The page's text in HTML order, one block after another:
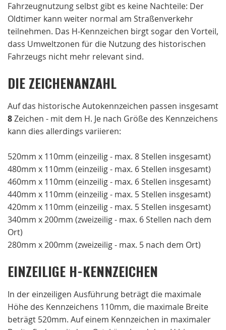
Fahrzeugnutzung selbst gibt es keine Nachteile: Der
Oldtimer kann weiter normal am Straßenverkehr
teilnehmen. Das H-Kennzeichen birgt sogar den Vorteil,
dass Umweltzonen für die Nutzung des historischen
Fahrzeugs nicht mehr relevant sind.
DIE ZEICHENANZAHL
Auf das historische Autokennzeichen passen insgesamt
8Zeichen - mit dem H. Je nach Größe des Kennzeichens
kann dies allerdings variieren:
520mm x 110mm (einzeilig - max. 8 Stellen insgesamt)
480mm x 110mm (einzeilig - max. 6 Stellen insgesamt)
460mm x 110mm (einzeilig - max. 6 Stellen insgesamt)
440mm x 110mm (einzeilig - max. 5 Stellen insgesamt)
420mm x 110mm (einzeilig - max. 5 Stellen insgesamt)
340mm x 200mm (zweizeilig - max. 6 Stellen nach dem
Ort)
280mm x 200mm (zweizeilig - max. 5 nach dem Ort)
EINZEILIGE H-KENNZEICHEN
In der einzeiligen Ausführung beträgt die maximale
Höhe des Kennzeichens 110mm, die maximale Breite
beträgt 520mm. Auf einem Kennzeichen in maximaler